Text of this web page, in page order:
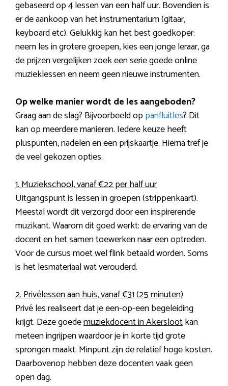
gebaseerd op 4 lessen van een half uur. Bovendien is
er de aankoop van het instrumentarium (gitaar,
keyboard etc). Gelukkig kan het best goedkoper:
neem les in grotere groepen, kies een jonge leraar, ga
de prijzen vergelijken zoek een serie goede online
muzieklessen en neem geen nieuwe instrumenten.
Op welke manier wordt de les aangeboden?
Graag aan de slag? Bijvoorbeeld oppanfluitles? Dit
kan op meerdere manieren. Iedere keuze heeft
pluspunten, nadelen en een prijskaartje. Hierna tref je
de veel gekozen opties.
1. Muziekschool, vanaf €22 per half uur
Uitgangspunt is lessen in groepen (strippenkaart).
Meestal wordt dit verzorgd door een inspirerende
muzikant. Waarom dit goed werkt: de ervaring van de
docent en het samen toewerken naar een optreden.
Voor de cursus moet wel flink betaald worden. Soms
is het lesmateriaal wat verouderd.
2. Privélessen aan huis, vanaf €31 (25 minuten)
Privé les realiseert dat je een-op-een begeleiding
krijgt. Deze goedemuziekdocent in Akerslootkan
meteen ingrijpen waardoor je in korte tijd grote
sprongen maakt. Minpunt zijn de relatief hoge kosten.
Daarbovenop hebben deze docenten vaak geen
open dag.